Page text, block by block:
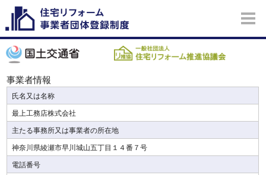
事業者情報
氏名又は名称
最上工務店株式会社
主たる事務所又は事業者の所在地
神奈川県綾瀬市早川城山五丁目１４番７号
電話番号